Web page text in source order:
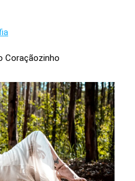
Coraçãozinho